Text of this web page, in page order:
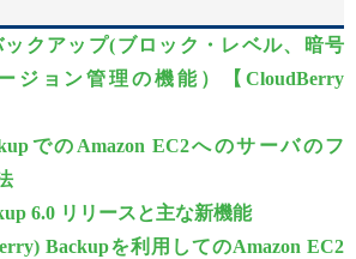
ックアップ(ブロック・レベル、暗号
ジョン管理の機能）【CloudBerry
でのAmazon EC2へのサーバのフ
6.0 リリースと主な新機能
Backupを利用してのAmazon EC2